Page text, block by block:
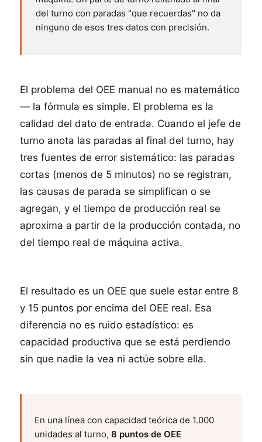
del turno con paradas "que recuerdas" no da
ninguno de esos tres datos con precisión.
El problema del OEE manual no es matemático
— la fórmula es simple. El problema es la
calidad del dato de entrada. Cuando el jefe de
turno anota las paradas al final del turno, hay
tres fuentes de error sistemático: las paradas
cortas (menos de 5 minutos) no se registran,
las causas de parada se simplifican o se
agregan, y el tiempo de producción real se
aproxima a partir de la producción contada, no
del tiempo real de máquina activa.
El resultado es un OEE que suele estar entre 8
y 15 puntos por encima del OEE real. Esa
diferencia no es ruido estadístico: es
capacidad productiva que se está perdiendo
sin que nadie la vea ni actúe sobre ella.
En una línea con capacidad teórica de 1.000
unidades al turno, 8 puntos de OEE